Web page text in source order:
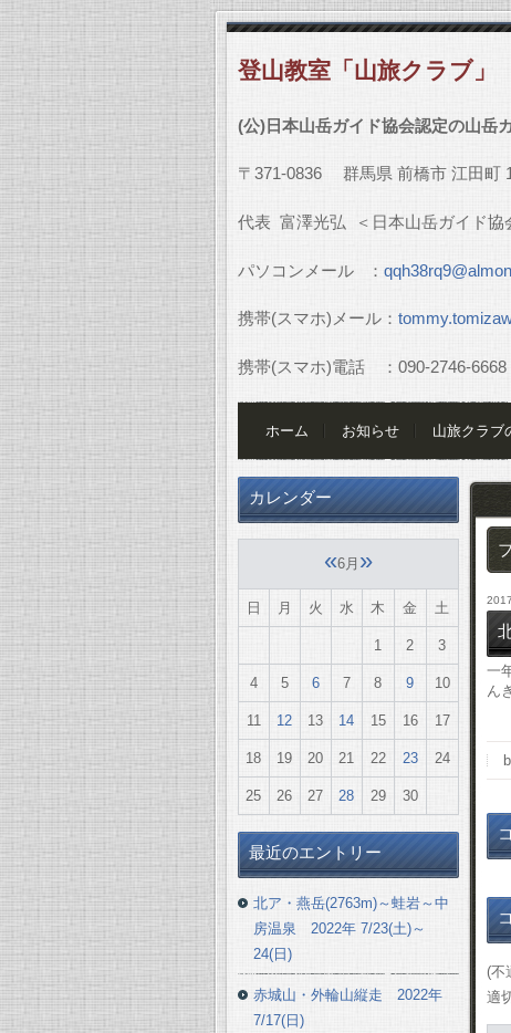
登山教室「山旅クラブ」
(公)日本山岳ガイド協会認定の山岳
〒 371-0836 群馬県 前橋市 江田町
代表 富澤光弘 ＜日本山岳ガイド協
パソコンメール ：
携帯(スマホ)メール：
携帯(スマホ)電話 ： 090-2746-6668
ホーム お知らせ 山旅クラブ
一
ん
(不
適
カレンダー
«6月 »
日 月 火 水 木 金 土
1 2 3
4 5 6 7 8 9 10
11 12 13 14 15 16 17
18 19 20 21 22 23 24
25 26 27 28 29 30
最近のエントリー
北ア・燕岳(2763m)～蛙岩～中
房温泉 2022年 7/23(土)～
24(日)
赤城山・外輪山縦走 2022年
7/17(日)